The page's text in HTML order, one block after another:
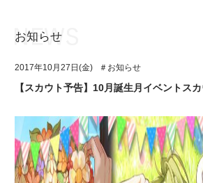
アプリゲーム
イベント・キャンペーン
ユニット&キャラクター
アプリゲーム
お知らせ
2017年10月27日(金) ＃お知らせ
【スカウト予告】10月誕生月イベントス